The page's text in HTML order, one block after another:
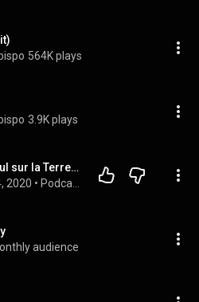
564K plays
3.9K plays
"On n’est pas seul sur la Terre" avec Pascal Obispo et Nicolas Lacambre - Un hit, une histoire !
2020 •
audience